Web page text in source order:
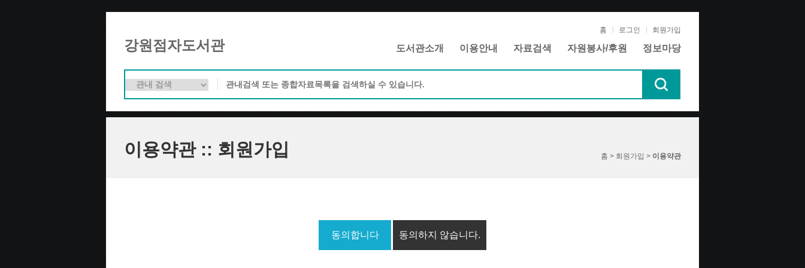
강원점자도서관
홈 로그인 회원가입
도서관소개 이용안내 자료검색 자원봉사/후원 정보마당
이용약관 :: 회원가입 홈 > 회원가입 > 이용약관